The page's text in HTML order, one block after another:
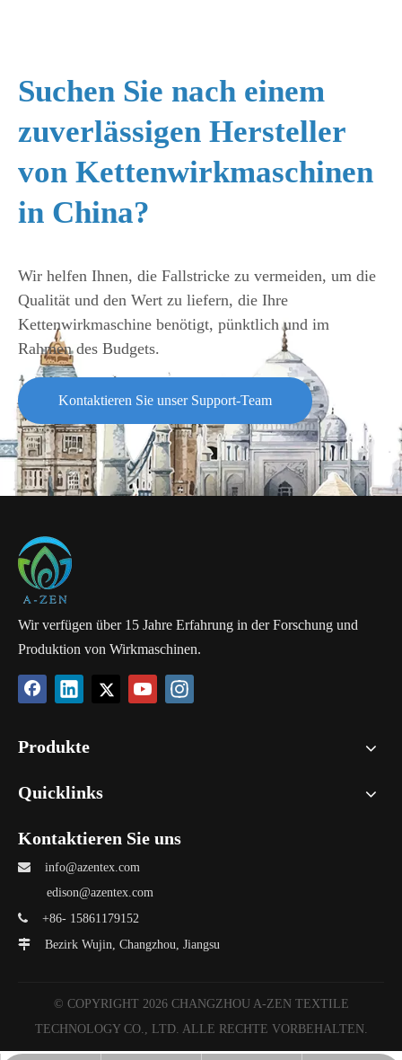
Suchen Sie nach einem
zuverlässigen Hersteller
von Kettenwirkmaschinen
in China?
Wir helfen Ihnen, die Fallstricke zu vermeiden, um die
Qualität und den Wert zu liefern, die Ihre
Kettenwirkmaschine benötigt, pünktlich und im
Rahmen des Budgets.
Kontaktieren Sie unser Support-Team
Wir verfügen über 15 Jahre Erfahrung in der Forschung und
Produktion von Wirkmaschinen.
Produkte
Quicklinks
Kontaktieren Sie uns

info@azentex.com
edison@azentex.com
 +86- 15861179152
 Bezirk Wujin, Changzhou, Jiangsu
© COPYRIGHT 2026CHANGZHOU A-ZEN TEXTILE
TECHNOLOGY CO., LTD. ALLE RECHTE VORBEHALTEN.